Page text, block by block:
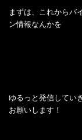
まずは、これからバ
ン情報なんかを
ゆるっと発信してい
お願いします！